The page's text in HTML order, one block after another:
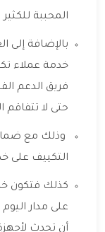
المحببة
بالإضافة إلى
خدمة عملاء
فريق الدعم
حتى لا تتفاقم
التكييف على
على مدار
أن تحدث